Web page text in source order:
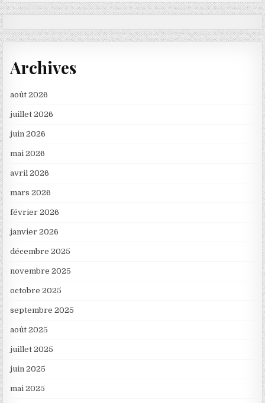
Archives
août 2026
juillet 2026
juin 2026
mai 2026
avril 2026
mars 2026
février 2026
janvier 2026
décembre 2025
novembre 2025
octobre 2025
septembre 2025
août 2025
juillet 2025
juin 2025
mai 2025